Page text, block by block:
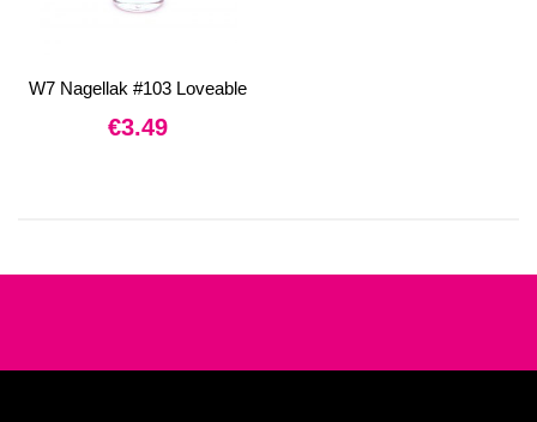
W7 Nagellak #103 Loveable
€3.49